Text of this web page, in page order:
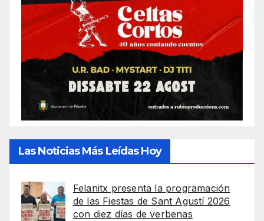
Las Noticias Más Leídas Hoy
Felanitx presenta la programación
de las Fiestas de Sant Agustí 2026
con diez días de verbenas